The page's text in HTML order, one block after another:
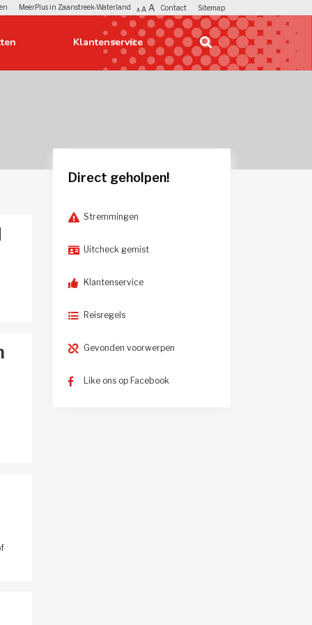
MeerPlus in Zaanstreek-Waterland A A A Contact Sitemap
Klantenservice
Direct geholpen!
Stremmingen
Uitcheck gemist
Klantenservice
Reisregels
Gevonden voorwerpen
Like ons op Facebook